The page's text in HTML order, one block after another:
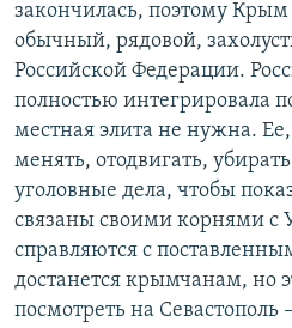
закончилась, поэтому Крым
обычный, рядовой,
Российской Федерации.
полностью интегрировала
местная элита не нужна. Ее,
менять, отодвигать,
уголовные дела, чтобы
связаны своими корнями с
справляются с
достанется крымчанам, но
посмотреть на Севастополь